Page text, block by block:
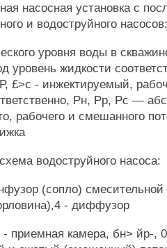
насосная установка с
и водоструйного
уровня воды в
уровень жидкости
£>с - инжектируемый,
Рн, Рр, Рс —
рабочего и смешанного
водоструйного насоса:
(сопло)
- диффузор
приемная камера, бн> йр-,